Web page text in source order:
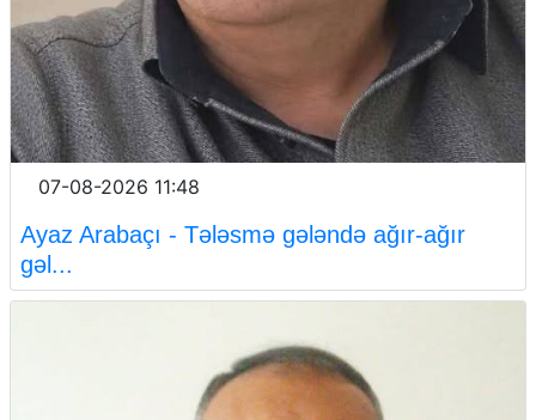
07-08-2026 11:48
Ayaz Arabaçı - Tələsmə gələndə ağır-ağır
gəl...